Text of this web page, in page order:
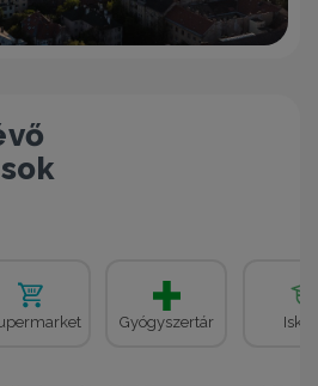
Gyógyszertár